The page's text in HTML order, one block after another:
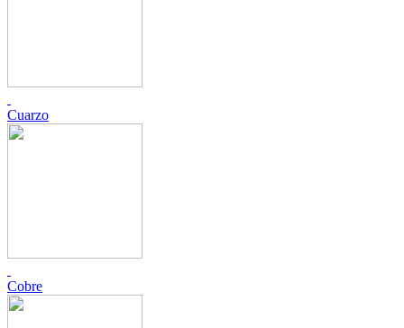
Cuarzo
Cobre